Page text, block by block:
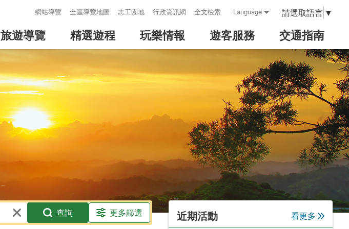
網站導覽 全區導覽地圖 志工園地 行政資訊網 全文檢索 Language 請選取語言 ▼
旅遊導覽 精選遊程 玩樂情報 遊客服務 交通指南
查詢 更多篩選
:::
近期活動 看更多